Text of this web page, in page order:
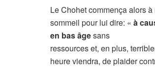
Le Chohet commença alors
sommeil pour lui dire: « à
en bas âgesans
ressources et, en plus,
heure viendra, de plaider